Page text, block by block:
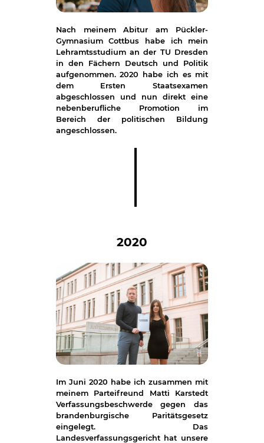
Nach meinem Abitur am Pückler-
Gymnasium Cottbus habe ich mein
Lehramtsstudium an der TU Dresden
in den Fächern Deutsch und Politik
aufgenommen. 2020 habe ich es mit
dem Ersten Staatsexamen
abgeschlossen und nun direkt eine
nebenberufliche Promotion im
Bereich der politischen Bildung
angeschlossen.
2020
Im Juni 2020 habe ich zusammen mit
meinem Parteifreund Matti Karstedt
Verfassungsbeschwerde gegen das
brandenburgische Paritätsgesetz
eingelegt. Das
Landesverfassungsgericht hat unsere